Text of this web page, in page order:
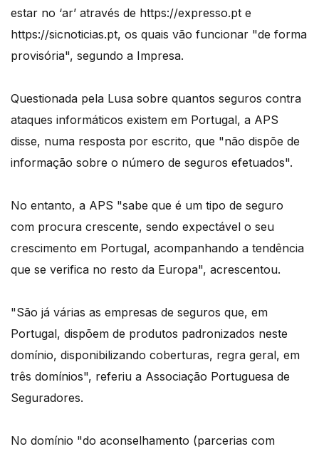
estar no ‘ar’ através de https://expresso.pt e
https://sicnoticias.pt, os quais vão funcionar "de forma
provisória", segundo a Impresa.
Questionada pela Lusa sobre quantos seguros contra
ataques informáticos existem em Portugal, a APS
disse, numa resposta por escrito, que "não dispõe de
informação sobre o número de seguros efetuados".
No entanto, a APS "sabe que é um tipo de seguro
com procura crescente, sendo expectável o seu
crescimento em Portugal, acompanhando a tendência
que se verifica no resto da Europa", acrescentou.
"São já várias as empresas de seguros que, em
Portugal, dispõem de produtos padronizados neste
domínio, disponibilizando coberturas, regra geral, em
três domínios", referiu a Associação Portuguesa de
Seguradores.
No domínio "do aconselhamento (parcerias com